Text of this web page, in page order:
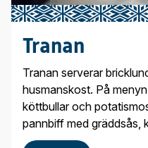
Tranan
Tranan serverar
husmanskost. På
köttbullar och
pannbiff med gräddsås,